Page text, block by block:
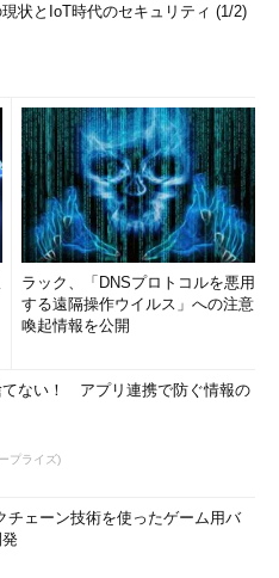
状とIoT時代のセキュリティ (1/2)
ラック、「DNSプロトコルを悪用
する遠隔操作ウイルス」への注意
喚起情報を公開
てない！ アプリ連携で防ぐ情報の
プライズ)
チェーン技術を使ったゲーム用バ